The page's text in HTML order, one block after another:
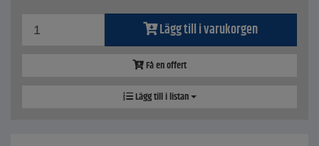
Lägg till i varukorgen
Få en offert
Lägg till i listan